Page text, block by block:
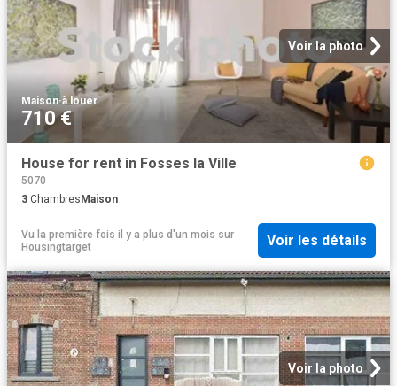
Voir la photo
Maison·à louer
710 €
House for rent in Fosses la Ville
5070
3 ChambresMaison
Vu la première fois il y a plus d'un mois sur
Housingtarget
Voir les détails
Voir la photo